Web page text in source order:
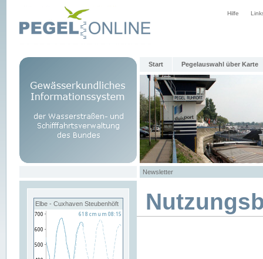
Hilfe
Start Pegelauswahl über Karte
Newsletter
Elbe - Cuxhaven Steubenhöft